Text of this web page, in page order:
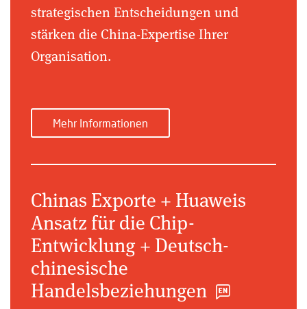
strategischen Entscheidungen und
stärken die China-Expertise Ihrer
Organisation.
Mehr Informationen
Chinas Exporte + Huaweis
Ansatz für die Chip-
Entwicklung + Deutsch-
chinesische
Handelsbeziehungen